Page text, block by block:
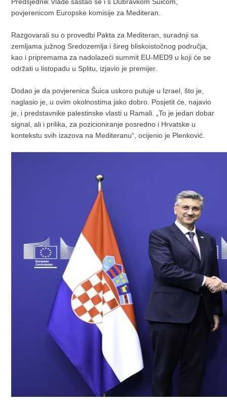
Predsjednik Vlade sastao se i s Dubravkom Šuicom,
povjerenicom Europske komisije za Mediteran.
Razgovarali su o provedbi Pakta za Mediteran, suradnji sa
zemljama južnog Sredozemlja i šireg bliskoistočnog područja,
kao i pripremama za nadolazeći summit EU-MED9 u koji će se
održati u listopadu u Splitu, izjavio je premijer.
Dodao je da povjerenica Šuica uskoro putuje u Izrael, što je,
naglasio je, u ovim okolnostima jako dobro. Posjetit će, najavio
je, i predstavnike palestinske vlasti u Ramali. „To je jedan dobar
signal, ali i prilika, za pozicioniranje posredno i Hrvatske u
kontekstu svih izazova na Mediteranu“, ocijenio je Plenković.